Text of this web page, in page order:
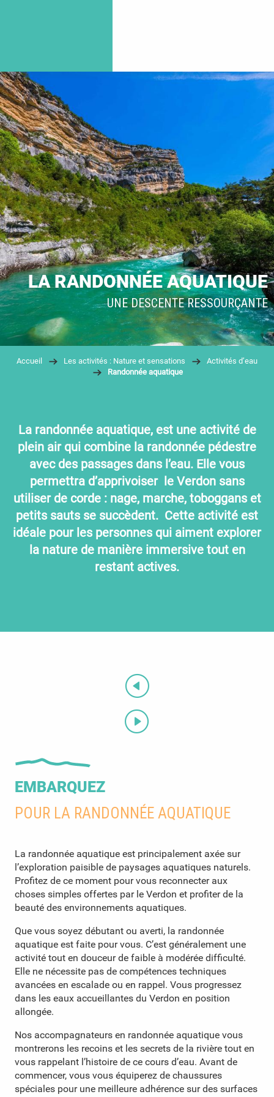
LA RANDONNÉE AQUATIQUE
UNE DESCENTE RESSOURÇANTE
Accueil Les activités : Nature et sensations
Activités d’eau
Randonnée aquatique
La randonnée aquatique, est une activité de
plein air qui combine la randonnée pédestre
avec des passages dans l’eau. Elle vous
permettra d’apprivoiser le Verdon sans
utiliser de corde : nage, marche, toboggans et
petits sauts se succèdent. Cette activité est
idéale pour les personnes qui aiment explorer
la nature de manière immersive tout en
restant actives.
EMBARQUEZ
POUR LA RANDONNÉE AQUATIQUE
La randonnée aquatique est principalement axée sur
l’exploration paisible de paysages aquatiques naturels.
Profitez de ce moment pour vous reconnecter aux
choses simples offertes par le Verdon et profiter de la
beauté des environnements aquatiques.
Que vous soyez débutant ou averti, la randonnée
aquatique est faite pour vous. C’est généralement une
activité tout en douceur de faible à modérée difficulté.
Elle ne nécessite pas de compétences techniques
avancées en escalade ou en rappel. Vous progressez
dans les eaux accueillantes du Verdon en position
allongée.
Nos accompagnateurs en randonnée aquatique vous
montrerons les recoins et les secrets de la rivière tout en
vous rappelant l’histoire de ce cours d’eau. Avant de
commencer, vous vous équiperez de chaussures
spéciales pour une meilleure adhérence sur des surfaces